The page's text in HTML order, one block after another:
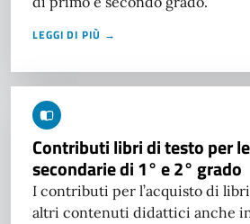
LEGGI DI PIÙ →
Contributi libri di testo per
secondarie di 1° e 2° grado
I contributi per l’acquisto di
altri contenuti didattici anche